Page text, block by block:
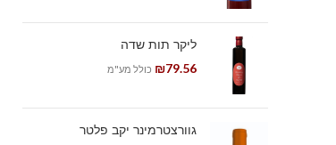
ליקר תות שדה
₪79.56 כולל מע"מ
גוורצטרמינר יקב פלטר